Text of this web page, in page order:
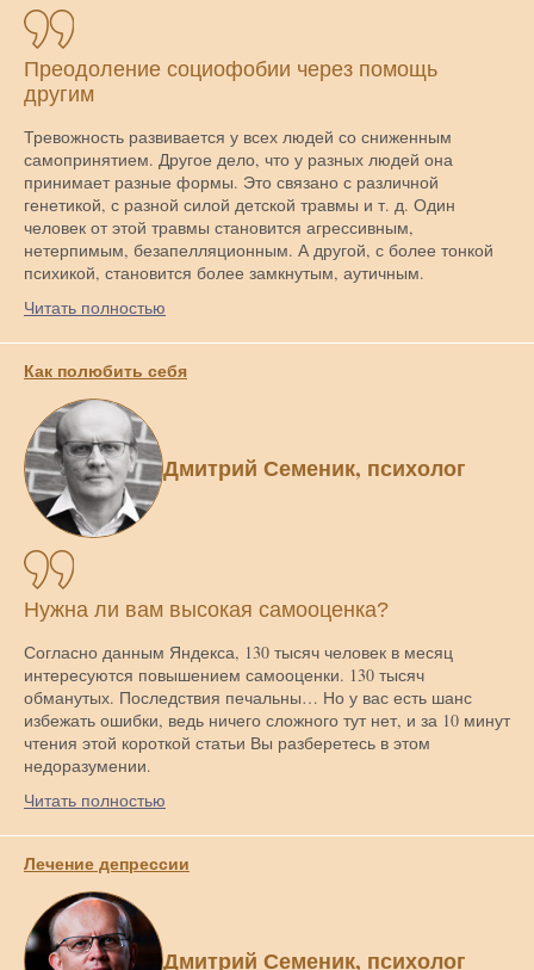
Преодоление социофобии через помощь
другим
Тревожность развивается у всех людей со сниженным
самопринятием. Другое дело, что у разных людей она
принимает разные формы. Это связано с различной
генетикой, с разной силой детской травмы и т. д. Один
человек от этой травмы становится агрессивным,
нетерпимым, безапелляционным. А другой, с более тонкой
психикой, становится более замкнутым, аутичным.
Читать полностью
Как полюбить себя
Дмитрий Семеник, психолог
Нужна ли вам высокая самооценка?
Согласно данным Яндекса, 130 тысяч человек в месяц
интересуются повышением самооценки. 130 тысяч
обманутых. Последствия печальны… Но у вас есть шанс
избежать ошибки, ведь ничего сложного тут нет, и за 10 минут
чтения этой короткой статьи Вы разберетесь в этом
недоразумении.
Читать полностью
Лечение депрессии
Дмитрий Семеник, психолог